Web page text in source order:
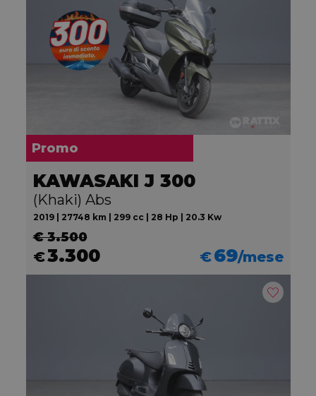
Promo
KAWASAKI J 300
(Khaki) Abs
2019 | 27748 km | 299 cc | 28 Hp | 20.3 Kw
€ 3.500
€3.300 €69/mese